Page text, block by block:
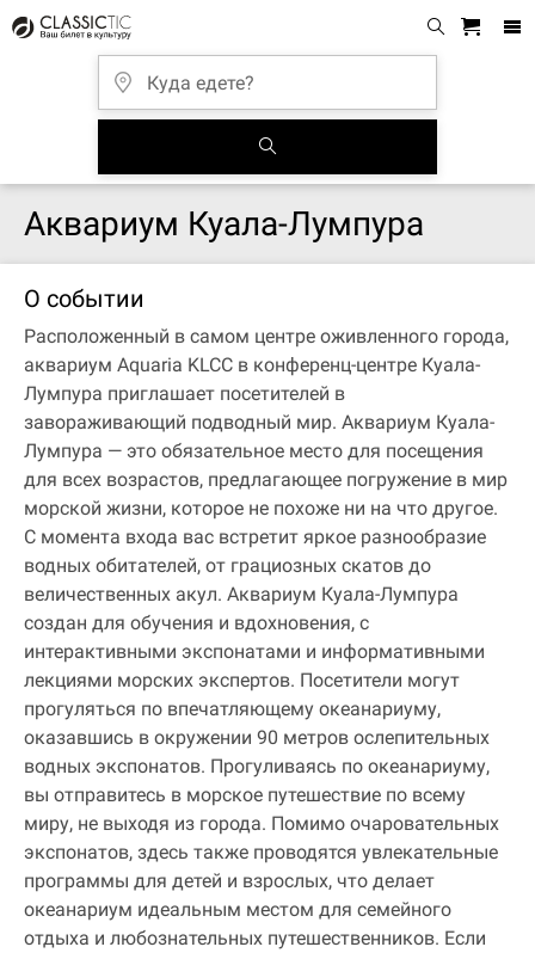
Аквариум Куала-Лумпура
О событии
Расположенный в самом центре оживленного города,
аквариум Aquaria KLCC в конференц-центре Куала-
Лумпура приглашает посетителей в
завораживающий подводный мир. Аквариум Куала-
Лумпура — это обязательное место для посещения
для всех возрастов, предлагающее погружение в мир
морской жизни, которое не похоже ни на что другое.
С момента входа вас встретит яркое разнообразие
водных обитателей, от грациозных скатов до
величественных акул. Аквариум Куала-Лумпура
создан для обучения и вдохновения, с
интерактивными экспонатами и информативными
лекциями морских экспертов. Посетители могут
прогуляться по впечатляющему океанариуму,
оказавшись в окружении 90 метров ослепительных
водных экспонатов. Прогуливаясь по океанариуму,
вы отправитесь в морское путешествие по всему
миру, не выходя из города. Помимо очаровательных
экспонатов, здесь также проводятся увлекательные
программы для детей и взрослых, что делает
океанариум идеальным местом для семейного
отдыха и любознательных путешественников. Если